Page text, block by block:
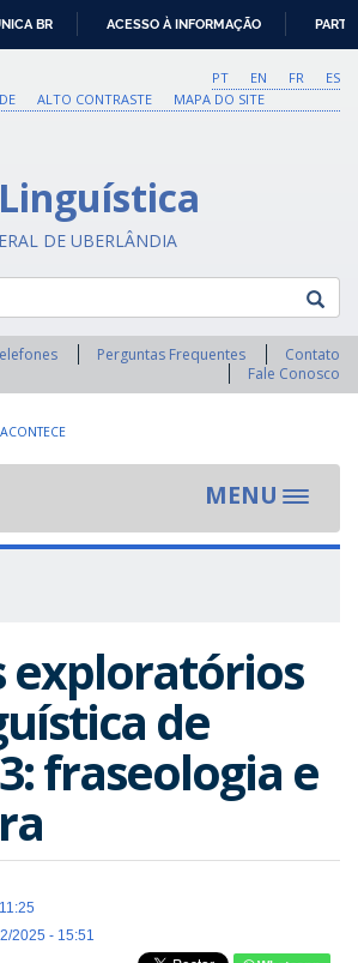
O
CONTEÚDO
BR ACESSO À INFORMAÇÃO
PT EN FR
ES
ALTO CONTRASTE MAPA DO SITE
DE UBERLÂNDIA
Perguntas Frequentes
Contato
Fale Conosco
ACONTECE
MENU
Toggle
exploratórios
de
fraseologia e
2025 - 15:51